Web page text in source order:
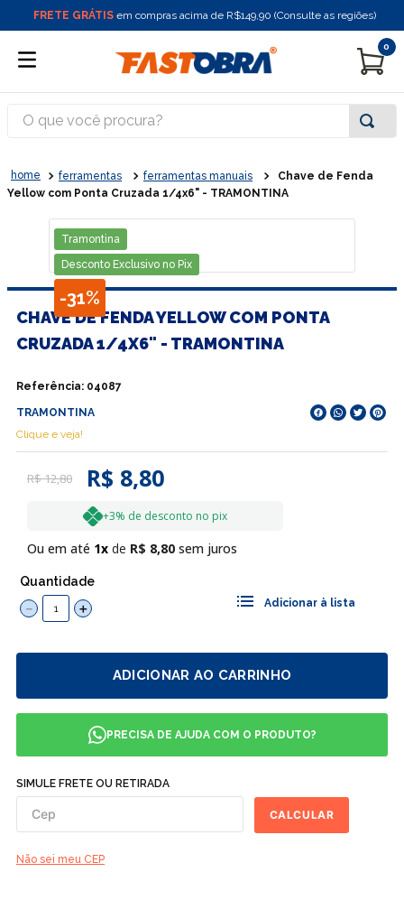
FRETE GRÁTIS em compras acima de R$149,90 (Consulte as regiões)
0
O que você procura?
ferramentas ferramentas manuais
Chave de Fenda
Yellow com Ponta Cruzada 1/4x6" - TRAMONTINA
Tramontina
Desconto Exclusivo no Pix
-31%
CHAVE DE FENDA YELLOW COM PONTA
CRUZADA 1/4X6" - TRAMONTINA
Referência: 04087
TRAMONTINA
Clique e veja!
R$12,80 R$ 8,80
+3% de desconto no pix
Ou em até 1 R$ 8,80 sem juros
Quantidade
＋
－
ADICIONAR AO CARRINHO
PRECISA DE AJUDA COM O PRODUTO?
SIMULE FRETE OU RETIRADA
CALCULAR
Não sei meu CEP